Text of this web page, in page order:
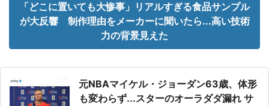
「どこに置いても大惨事」リアルすぎる食品サンプル
が大反響 制作理由をメーカーに聞いたら...高い技術
力の背景見えた
元NBAマイケル・ジョーダン63歳、体形
も変わらず...スターのオーラダダ漏れ サ